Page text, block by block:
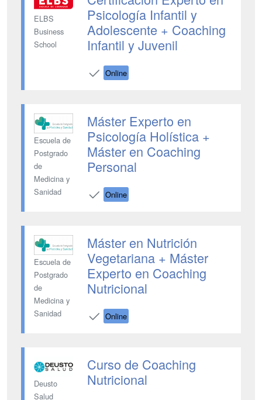
ELBS
Business
School
Psicología Infantil y
Adolescente + Coaching
Infantil y Juvenil
Online
Escuela de
Postgrado
de
Medicina y
Sanidad
Máster Experto en
Psicología Holística +
Máster en Coaching
Personal
Online
Escuela de
Postgrado
de
Medicina y
Sanidad
Máster en Nutrición
Vegetariana + Máster
Experto en Coaching
Nutricional
Online
Deusto
Salud
Curso de Coaching
Nutricional